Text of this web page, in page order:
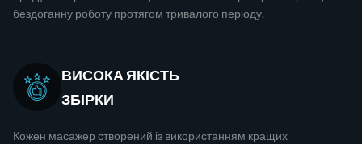
бездоганну роботу протягом тривалого періоду.
ВИСОКА ЯКІСТЬ
ЗБІРКИ
Кожен масажер створений із використанням кращих